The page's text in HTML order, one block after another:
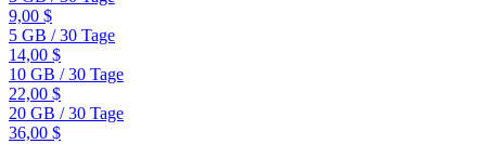
9,00 $
5 GB /30 Tage
14,00 $
10 GB /30 Tage
22,00 $
20 GB /30 Tage
36,00 $